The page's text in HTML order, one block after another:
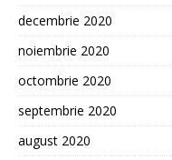
decembrie 2020
noiembrie 2020
octombrie 2020
septembrie 2020
august 2020